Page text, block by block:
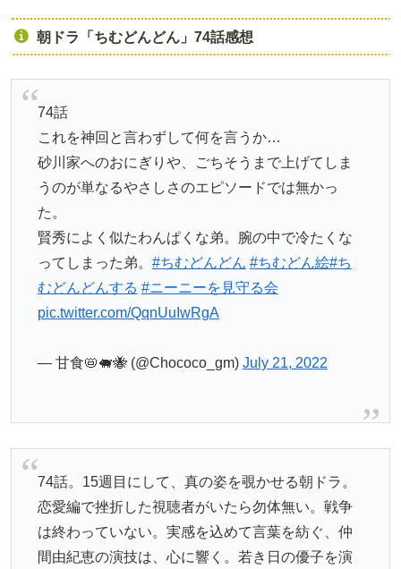
朝ドラ「ちむどんどん」74話感想
74話
これを神回と言わずして何を言うか…
砂川家へのおにぎりや、ごちそうまで上げてしま
うのが単なるやさしさのエピソードでは無かっ
た。
賢秀によく似たわんぱくな弟。腕の中で冷たくな
ってしまった弟。 #ちむどんどん #ちむどん絵#ち
むどんどんする #ニーニーを見守る会
pic.twitter.com/QqnUuIwRgA
— 甘食📛🐖🐝 (@Chococo_gm) July 21, 2022
74話。15週目にして、真の姿を覗かせる朝ドラ。
恋愛編で挫折した視聴者がいたら勿体無い。戦争
は終わっていない。実感を込めて言葉を紡ぐ、仲
間由紀恵の演技は、心に響く。若き日の優子を演